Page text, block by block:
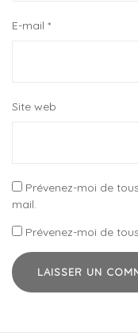
E-mail *
Site web
Prévenez-moi de
mail.
Prévenez-moi de